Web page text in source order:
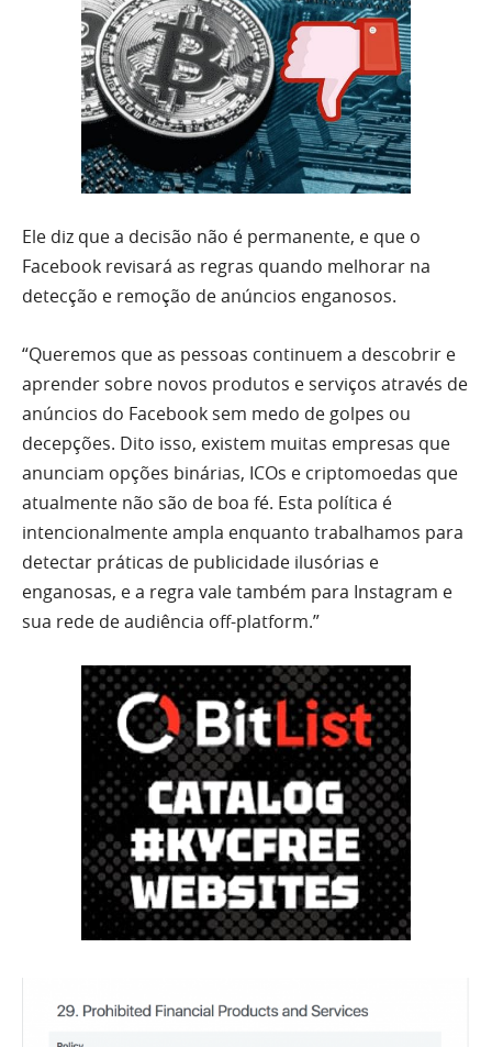
Ele diz que a decisão não é permanente, e que o
Facebook revisará as regras quando melhorar na
detecção e remoção de anúncios enganosos.
“Queremos que as pessoas continuem a descobrir e
aprender sobre novos produtos e serviços através de
anúncios do Facebook sem medo de golpes ou
decepções. Dito isso, existem muitas empresas que
anunciam opções binárias, ICOs e criptomoedas que
atualmente não são de boa fé. Esta política é
intencionalmente ampla enquanto trabalhamos para
detectar práticas de publicidade ilusórias e
enganosas, e a regra vale também para Instagram e
sua rede de audiência off-platform.”